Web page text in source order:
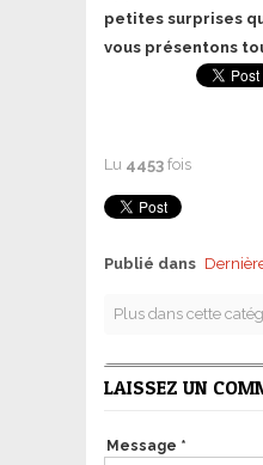
petites surprises
vous présentons
Lu 4453 fois
Publié dans
Plus dans cette
LAISSEZ UN
Message *